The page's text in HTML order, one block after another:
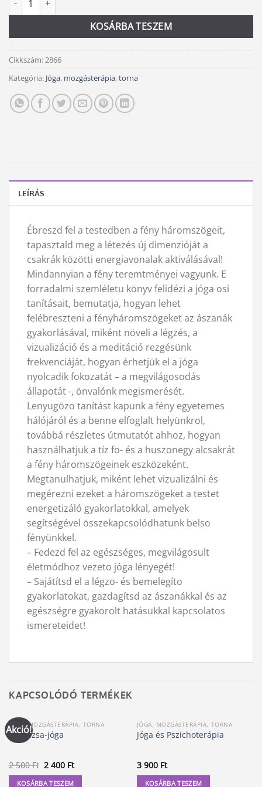
KOSÁRBA TESZEM
Cikkszám:2866
Kategória: Jóga, mozgásterápia, torna
LEÍRÁS
Ébreszd fel a testedben a fény háromszögeit,
tapasztald meg a létezés új dimenzióját a
csakrák közötti energiavonalak aktiválásával!
Mindannyian a fény teremtményei vagyunk. E
forradalmi szemléletu könyv felidézi a jóga osi
tanításait, bemutatja, hogyan lehet
felébreszteni a fényháromszögeket az ászanák
gyakorlásával, miként növeli a légzés, a
vizualizáció és a meditáció rezgésünk
frekvenciáját, hogyan érhetjük el a jóga
nyolcadik fokozatát – a megvilágosodás
állapotát -, önvalónk megismerését.
Lenyugözo tanítást kapunk a fény egyetemes
hálójáról és a benne elfoglalt helyünkrol,
továbbá részletes útmutatót ahhoz, hogyan
használhatjuk a tíz fo- és a huszonegy alcsakrát
a fény háromszögeinek eszközeként.
Megtanulhatjuk, miként lehet vizualizálni és
megérezni ezeket a háromszögeket a testet
energetizáló gyakorlatokkal, amelyek
segítségével összekapcsolódhatunk belso
fényünkkel.
– Fedezd fel az egészséges, megvilágosult
életmódhoz vezeto jóga lényegét!
– Sajátítsd el a légzo- és bemelegíto
gyakorlatokat, gazdagítsd az ászanákkal és az
egészségre gyakorolt hatásukkal kapcsolatos
ismereteidet!
KAPCSOLÓDÓ TERMÉKEK
Akció!
JÓGA, MOZGÁSTERÁPIA, TORNA
A Rádzsa-jóga
2 500Ft Original
price
was:
2 400 FtCurrent
price
is:
KOSÁRBA TESZEM
JÓGA, MOZGÁSTERÁPIA, TORNA
Jóga és Pszichoterápia
3 900 Ft
KOSÁRBA TESZEM